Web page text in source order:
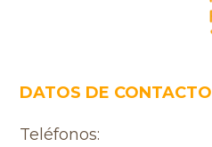
DATOS DE CONTACTO
Teléfonos: